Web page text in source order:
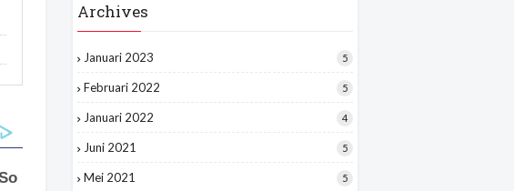
Archives
Januari 2023 5
Februari 2022 5
Januari 2022 4
Juni 2021 5
Mei 2021 5